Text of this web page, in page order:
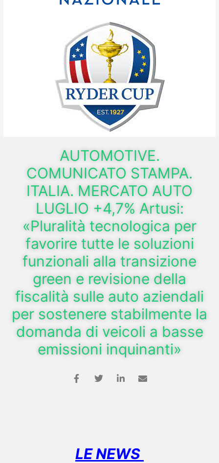
AUTOMOTIVE.
COMUNICATO STAMPA.
ITALIA. MERCATO AUTO
LUGLIO +4,7% Artusi:
«Pluralità tecnologica per
favorire tutte le soluzioni
funzionali alla transizione
green e revisione della
fiscalità sulle auto aziendali
per sostenere stabilmente la
domanda di veicoli a basse
emissioni inquinanti»
LE NEWS